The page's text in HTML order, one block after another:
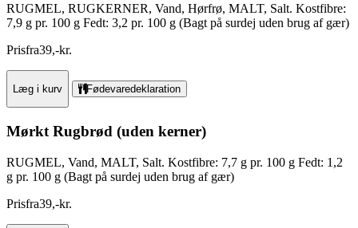
RUGMEL, RUGKERNER, Vand, Hørfrø, MALT, Salt. Kostfibre:
7,9 g pr. 100 g Fedt: 3,2 pr. 100 g (Bagt på surdej uden brug af gær)
Prisfra39,-kr.
Læg i kurv Fødevaredeklaration
Mørkt Rugbrød (uden kerner)
RUGMEL, Vand, MALT, Salt. Kostfibre: 7,7 g pr. 100 g Fedt: 1,2
g pr. 100 g (Bagt på surdej uden brug af gær)
Prisfra39,-kr.